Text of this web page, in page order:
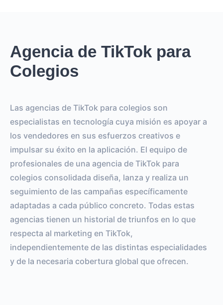
Agencia de TikTok para
Colegios
Las agencias de TikTok para colegios son
especialistas en tecnología cuya misión es apoyar a
los vendedores en sus esfuerzos creativos e
impulsar su éxito en la aplicación. El equipo de
profesionales de una agencia de TikTok para
colegios consolidada diseña, lanza y realiza un
seguimiento de las campañas específicamente
adaptadas a cada público concreto. Todas estas
agencias tienen un historial de triunfos en lo que
respecta al marketing en TikTok,
independientemente de las distintas especialidades
y de la necesaria cobertura global que ofrecen.